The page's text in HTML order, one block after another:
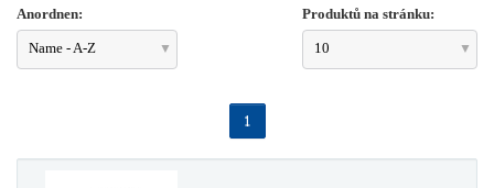
Anordnen:
Name - A-Z
Produktů na stránku:
10
1